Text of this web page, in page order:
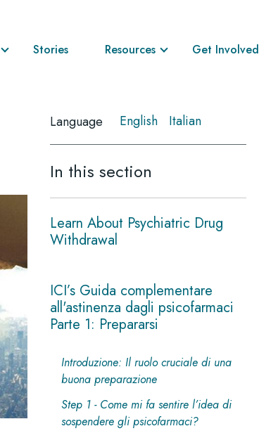
Stories Resources Get Involved
Language English Italian
In this section
Learn About Psychiatric Drug
Withdrawal
ICI’s Guida complementare
all'astinenza dagli psicofarmaci
Parte 1: Prepararsi
Introduzione: Il ruolo cruciale di una
buona preparazione
Step 1 - Come mi fa sentire l’idea di
sospendere gli psicofarmaci?